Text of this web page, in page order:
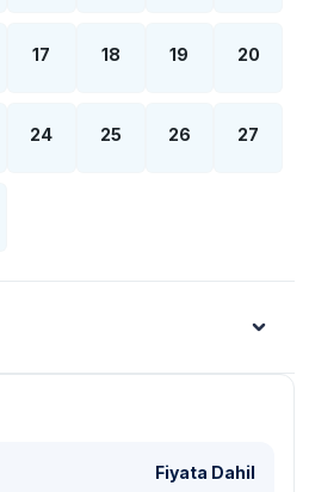
17 18 19 20
24 25 26 27
Fiyata Dahil